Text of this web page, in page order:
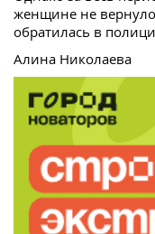
женщине не
обратилась в
Алина Николаева